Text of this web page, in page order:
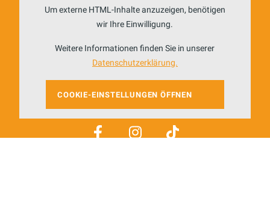
Um externe HTML-Inhalte anzuzeigen, benötigen
wir Ihre Einwilligung.
Weitere Informationen finden Sie in unserer
Datenschutzerklärung.
COOKIE-EINSTELLUNGEN ÖFFNEN